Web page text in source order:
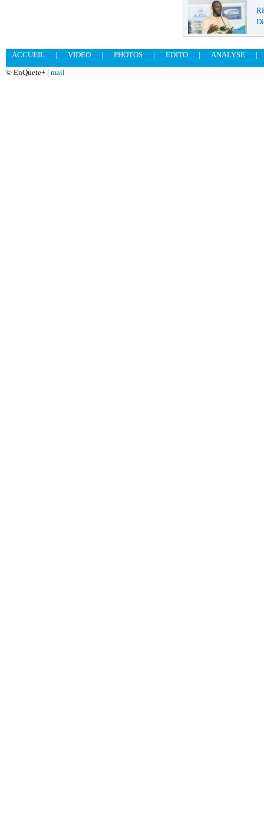
ACCUEIL | VIDEO | PHOTOS | EDITO | ANALYSE
|
© EnQuete+ | mail